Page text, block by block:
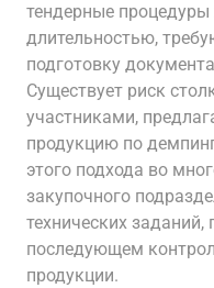
тендерные процедуры
длительностью,
подготовку
Существует риск
участниками,
продукцию по
этого подхода во
закупочного
технических заданий,
последующем
продукции.